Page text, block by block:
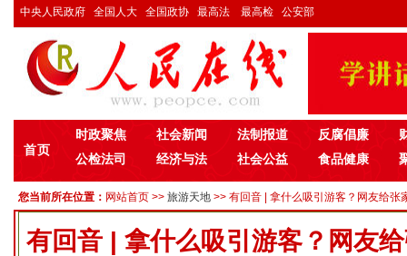
中央人民政府 全国人大 全国政协 最高法 最高检 公安部
首页
时政聚焦 社会新闻 法制报道 反腐倡廉
公检法司
经济与法 社会公益 食品健康
您当前所在位置： 网站首页 >> 旅游天地 >> 有回音 | 拿什么吸引游客？网友给张
有回音 | 拿什么吸引游客？网友